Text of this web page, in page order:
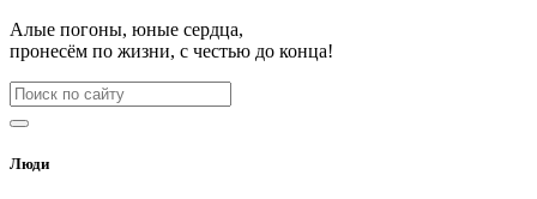
Алые погоны, юные сердца,
пронесём по жизни, с честью до конца!
Люди